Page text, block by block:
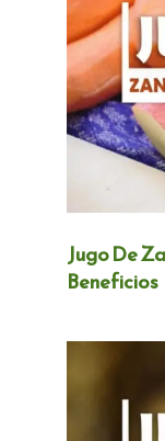
Jugo De
Beneficios